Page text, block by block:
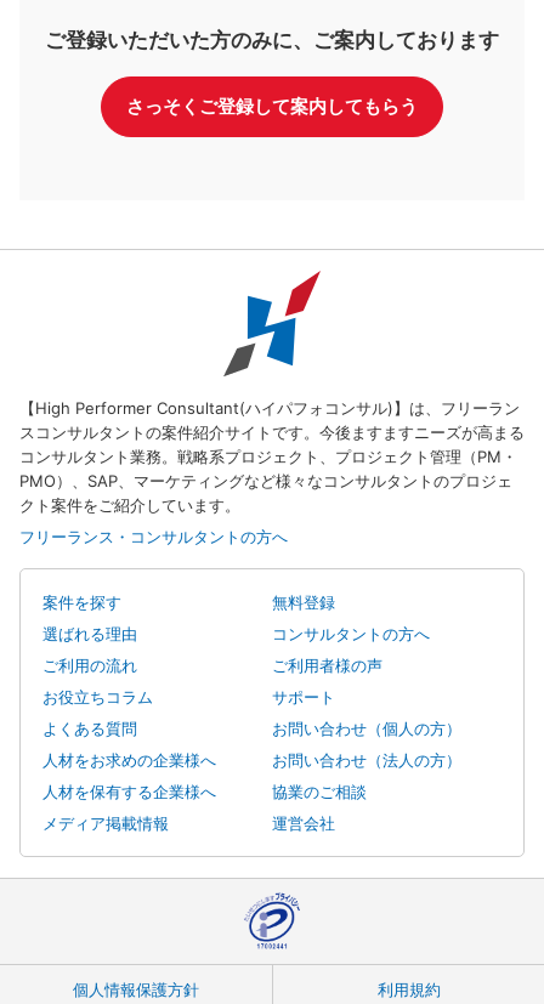
ご登録いただいた方のみに、ご案内しております
さっそくご登録して案内してもらう
【High Performer Consultant(ハイパフォコンサル)】は、フリーラン
スコンサルタントの案件紹介サイトです。今後ますますニーズが高まる
コンサルタント業務。戦略系プロジェクト、プロジェクト管理（PM・
PMO）、SAP、マーケティングなど様々なコンサルタントのプロジェ
クト案件をご紹介しています。
フリーランス・コンサルタントの方へ
案件を探す
無料登録
選ばれる理由
コンサルタントの方へ
ご利用の流れ
ご利用者様の声
お役立ちコラム
サポート
よくある質問
お問い合わせ（個人の方）
人材をお求めの企業様へ
お問い合わせ（法人の方）
人材を保有する企業様へ
協業のご相談
メディア掲載情報
運営会社
個人情報保護方針 利用規約